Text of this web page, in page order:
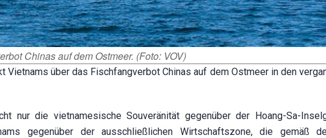
Chinas auf dem Ostmeer. (Foto: VOV)
Vietnams über das Fischfangverbot Chinas auf dem Ostmeer in den
nur die vietnamesische Souveränität gegenüber der Hoang-Sa-
gegenüber der ausschließlichen Wirtschaftszone, die gemäß